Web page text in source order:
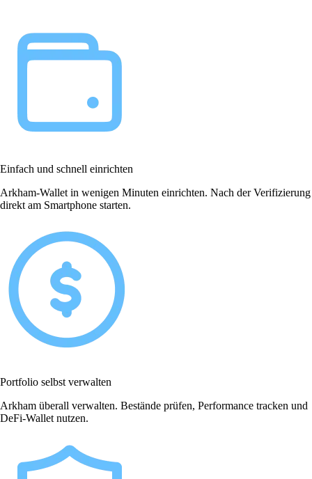
Einfach und schnell einrichten
Arkham-Wallet in wenigen Minuten einrichten. Nach der Verifizierung
direkt am Smartphone starten.
Portfolio selbst verwalten
Arkham überall verwalten. Bestände prüfen, Performance tracken und
DeFi-Wallet nutzen.